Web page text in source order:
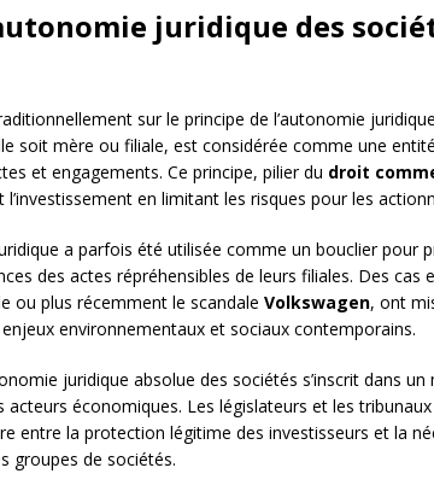
juridique des
sur le principe de l’autonomie
soit mère ou filiale, est considérée comme une
et engagements. Ce principe, pilier du droit
l’investissement en limitant les risques pour les
a parfois été utilisée comme un bouclier pour
des actes répréhensibles de leurs filiales. Des cas
ou plus récemment le scandale Volkswagen, ont
environnementaux et sociaux contemporains.
juridique absolue des sociétés s’inscrit dans
acteurs économiques. Les législateurs et les
entre la protection légitime des investisseurs et la
groupes de sociétés.